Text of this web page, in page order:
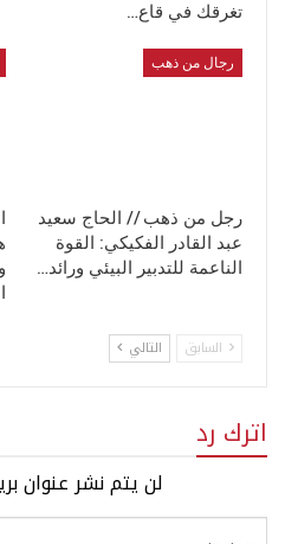
تغرقك في قاع…
رجال من ذهب
رجل من ذهب // الحاج سعيد
عبد القادر الفكيكي: القوة
الناعمة للتدبير البيئي ورائد…
السابق التالي
اترك رد
لن يتم نشر عنوان